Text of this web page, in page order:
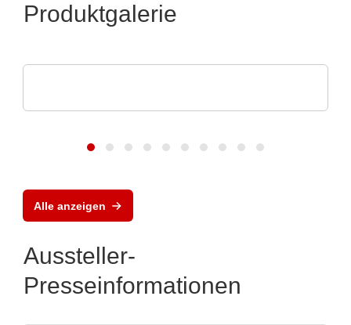
Produktgalerie
Alle anzeigen
Aussteller-
Presseinformationen